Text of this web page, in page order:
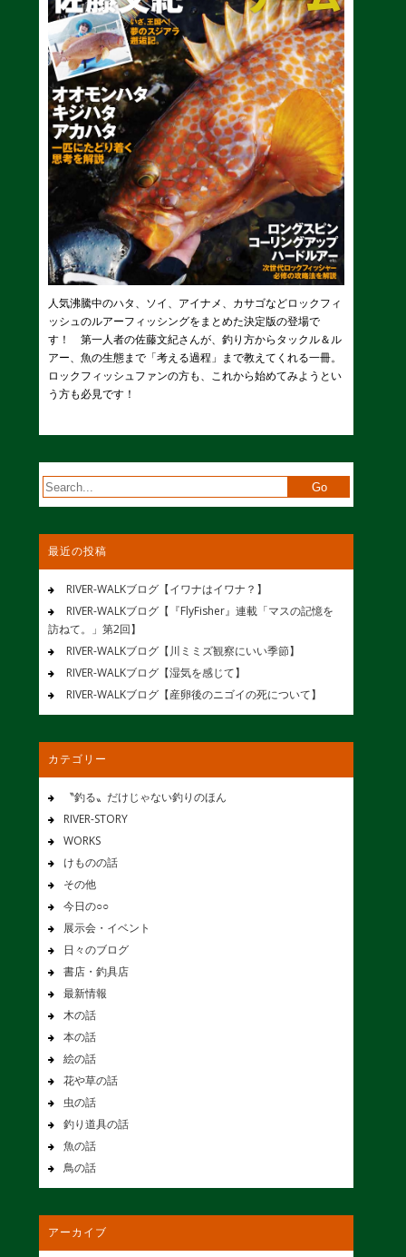
人気沸騰中のハタ、ソイ、アイナメ、カサゴなどロックフィ
ッシュのルアーフィッシングをまとめた決定版の登場で
す！ 第一人者の佐藤文紀さんが、釣り方からタックル＆ル
アー、魚の生態まで「考える過程」まで教えてくれる一冊。
ロックフィッシュファンの方も、これから始めてみようとい
う方も必見です！
最近の投稿
RIVER-WALKブログ【イワナはイワナ？】
RIVER-WALKブログ【『FlyFisher』連載「マスの記憶を
訪ねて。」第2回】
RIVER-WALKブログ【川ミミズ観察にいい季節】
RIVER-WALKブログ【湿気を感じて】
RIVER-WALKブログ【産卵後のニゴイの死について】
カテゴリー
〝釣る〟だけじゃない釣りのほん
RIVER-STORY
WORKS
けものの話
その他
今日の○○
展示会・イベント
日々のブログ
書店・釣具店
最新情報
木の話
本の話
絵の話
花や草の話
虫の話
釣り道具の話
魚の話
鳥の話
アーカイブ